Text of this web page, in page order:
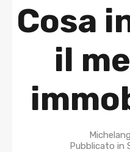
Cosa
il
Pubblicato in